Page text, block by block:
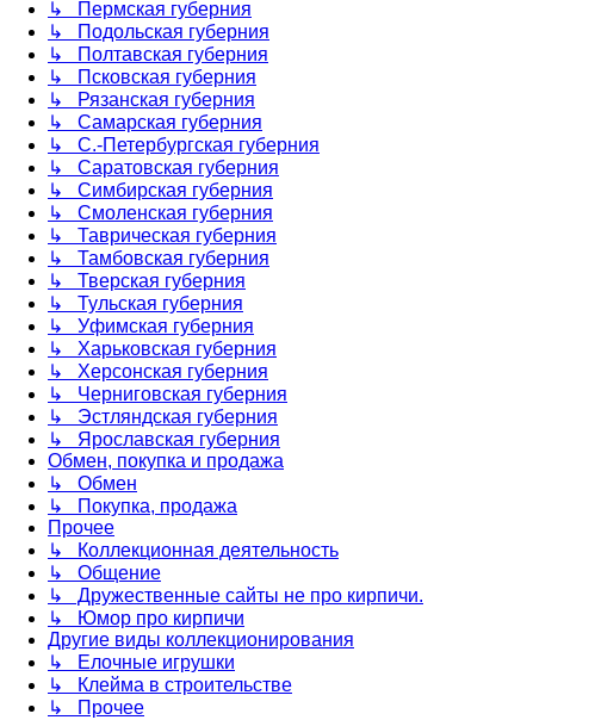
↳ Пермская губерния
↳ Подольская губерния
↳ Полтавская губерния
↳ Псковская губерния
↳ Рязанская губерния
↳ Самарская губерния
↳ С.-Петербургская губерния
↳ Саратовская губерния
↳ Симбирская губерния
↳ Смоленская губерния
↳ Таврическая губерния
↳ Тамбовская губерния
↳ Тверская губерния
↳ Тульская губерния
↳ Уфимская губерния
↳ Харьковская губерния
↳ Херсонская губерния
↳ Черниговская губерния
↳ Эстляндская губерния
↳ Ярославская губерния
Обмен, покупка и продажа
↳ Обмен
↳ Покупка, продажа
Прочее
↳ Коллекционная деятельность
↳ Общение
↳ Дружественные сайты не про кирпичи.
↳ Юмор про кирпичи
Другие виды коллекционирования
↳ Елочные игрушки
↳ Клейма в строительстве
↳ Прочее